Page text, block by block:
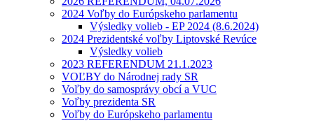
2024 Voľby do Európskeho parlamentu
Výsledky volieb - EP 2024 (8.6.2024)
2024 Prezidentské voľby Liptovské Revúce
Výsledky volieb
2023 REFERENDUM 21.1.2023
VOĽBY do Národnej rady SR
Voľby do samosprávy obcí a VUC
Voľby prezidenta SR
Voľby do Európskeho parlamentu